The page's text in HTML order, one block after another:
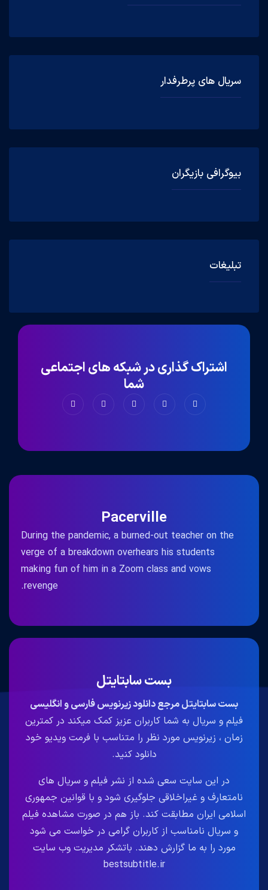
سریال های پرطرفدار
بیوگرافی بازیگران
تبلیغات
اشتراک گذاری در شبکه های اجتماعی
شما
Pacerville
During the pandemic, a burned-out teacher on the
verge of a breakdown overhears his students
making fun of him in a Zoom class and vows
revenge.
بست سابتایتل
بست سابتایتل مرجع دانلود زیرنویس فارسی و انگلیسی
فیلم و سریال به شما کاربران عزیز کمک میکند در کمترین
زمان ، زیرنویس مورد نظر را متناسب با فرمت ویدیو خود
دانلود کنید.
در این سایت سعی شده از نشر فیلم و سریال های
نامتعارف و غیراخلاقی جلوگیری شود و با قوانین جمهوری
اسلامی ایران مطابقت کند. باز هم در صورت مشاهده فیلم
و سریال نامناسب از کاربران گرامی در خواست می شود
مورد را به ما گزارش دهند. باتشکر مدیریت وب سایت
bestsubtitle.ir